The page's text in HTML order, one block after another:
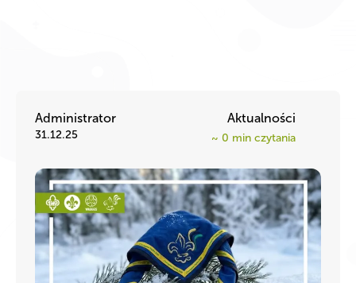
Administrator
31.12.25
Aktualności
~ 0 min czytania